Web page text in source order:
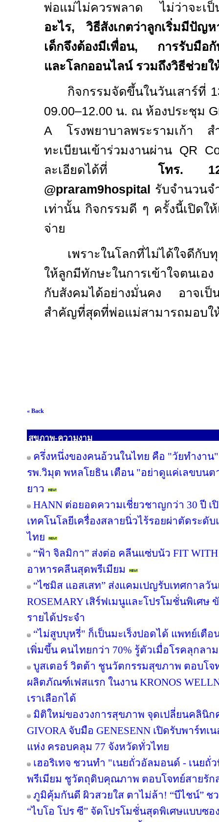
พ่อแม่ไม่ควรพลาด ไม่ว่าจะ
อะไร, วิธีสังเกตว่าลูกเริ่มมีปัญห
เด็กจึงต้องมีเพื่อน, การรับมือกับ
และโลกออนไลน์ รวมถึงวิธีช่วย
กิจกรรมจัดขึ้นในวันเสาร์ที่
09.00–12.00 น. ณ ห้องประชุม
A โรงพยาบาลพระรามเก้า ส
ทะเบียนเข้าร่วมงานผ่าน QR
ละเอียดได้ที่
โทร.
@praram9hospital รับจำนวนจ
เท่านั้น กิจกรรมดี ๆ ครั้งนี้เปิดใ
จ่าย
เพราะในโลกที่ไม่ได้ใจดีกั
ให้ลูกมีทักษะในการเข้าใจตนเอ
กับสังคมได้อย่างมั่นคง อาจเป็
สำคัญที่สุดที่พ่อแม่สามารถมอบใ
« Back
สุขภาพ-ความงาม
ครึ่งหนึ่งของคนอ้วนในไทย คือ "วัยทำงา
รพ.วิมุต พหลโยธิน เตือน "อย่าดูแค่เลขบน
ยาว
HANN ต่อยอดความเชี่ยวชาญกว่า 30 ปี เ
เทคโนโลยีเครื่องสลายนิ่วไร้รอยผ่าตัดระดั
ไทย
“ฟ้า จิลมิกา” ส่งต่อ คลีนแซ่บนัว FIT
อาหารคลีนสุดพรีเมียม
“ไซมิส แอสเสท” ส่งแคมเปญรับเทศกาลวัน
ROSEMARY เสิร์ฟเมนูและโปรโมชั่นพิเศษ
รายได้ประจำ
“ไม่สูบบุหรี่" ก็เป็นมะเร็งปอดได้ แพทย์เตื
เพิ่มขึ้น คนไทยกว่า 70% รู้ตัวเมื่อโรคลุกลาม
บูสเตอร์ วิตต้า ชูนวัตกรรมสุขภาพ ตอบโ
ผลิตภัณฑ์เฟสแรก ในงาน KRONOS
เราเลือกได้
มิติใหม่ของวงการสุขภาพ จุดเปลี่ยนคลินิก
GIVORA จับมือ GENESENN เปิดรับพาร์ทเ
แห่ง ครอบคลุม 77 จังหวัดทั่วไทย
เฮอริเทจ ชวนทำ "เนยถั่วอัลมอนด์ - เนยถั่
พรีเมียม ชูวัตถุดิบคุณภาพ ตอบโจทย์สายรัก
ภูมิคุ้มกันดี ผิวสวยใส ตาไม่ล้า! “บีไชน์” ช
“ไบโอ โปร ซี” จัดโปรโมชั่นสุดพิเศษแบบซอ